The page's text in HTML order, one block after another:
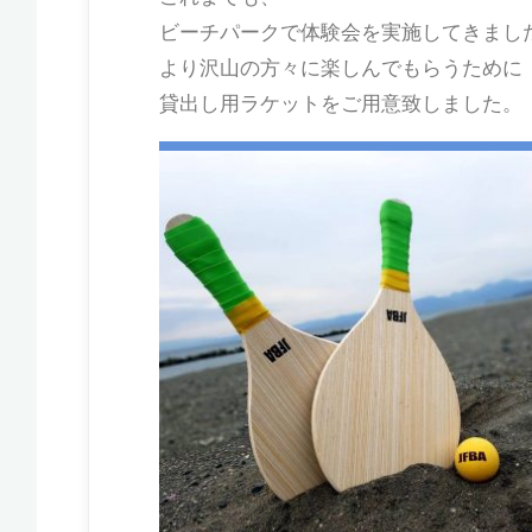
ビーチパークで体験会を実施してきまし
より沢山の方々に楽しんでもらうために
貸出し用ラケットをご用意致しました。